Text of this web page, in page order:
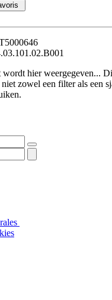
wordt hier weergegeven...
zowel een filter als een